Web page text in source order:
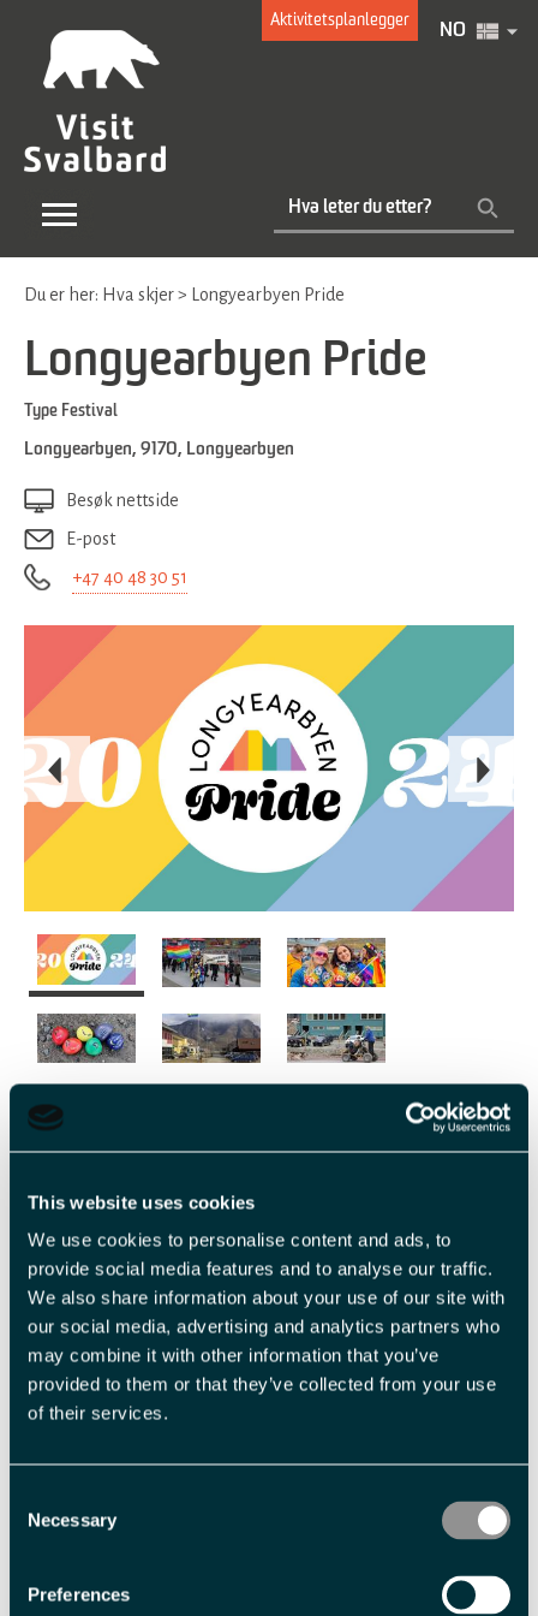
This website uses cookies
We use cookies to personalise content and ads, to
provide social media features and to analyse our traffic.
We also share information about your use of our site with
our social media, advertising and analytics partners who
may combine it with other information that you’ve
provided to them or that they’ve collected from your use
of their services.
Selection
Necessary
Preferences
Aktivitetsplanlegger
NO
Du er her: Hva skjer> Longyearbyen Pride
Longyearbyen Pride
Type Festival
Longyearbyen, 9170, Longyearbyen
Besøk nettside
E-post
+47 40 48 30 51
Tilgjengelig
Beklager, men dette arrangementer har vært
Om
nordligste Pride parade ble en stor suksess, og nå arrangeres
er med på å vise aksept, og mangfold i et av verdens nordligste